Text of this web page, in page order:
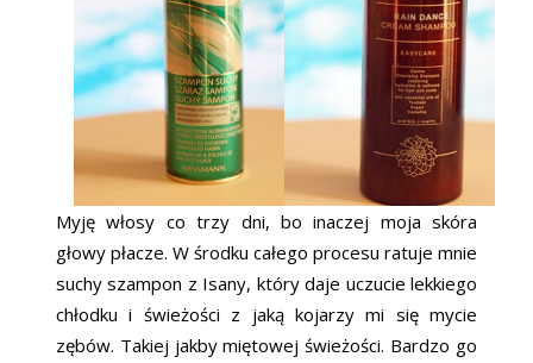
Myję włosy co trzy dni, bo inaczej moja skóra
głowy płacze. W środku całego procesu ratuje mnie
suchy szampon z Isany, który daje uczucie lekkiego
chłodku i świeżości z jaką kojarzy mi się mycie
zębów. Takiej jakby miętowej świeżości. Bardzo go